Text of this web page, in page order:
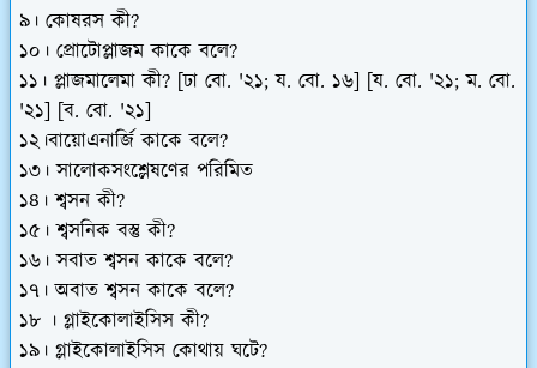
৯। কোষরস কী?
১০। প্রোটোপ্লাজম কাকে বলে?
১১। প্লাজমালেমা কী? [ঢা বো. '২১; য. বো. ১৬] [য. বো. '২১; ম. বো.
'২১] [ব. বো. '২১]
১২।বায়োএনার্জি কাকে বলে?
১৩। সালোকসংশ্লেষণের পরিমিত
১৪। শ্বসন কী?
১৫। শ্বসনিক বস্তু কী?
১৬। সবাত শ্বসন কাকে বলে?
১৭। অবাত শ্বসন কাকে বলে?
১৮ । গ্লাইকোলাইসিস কী?
১৯। গ্লাইকোলাইসিস কোথায় ঘটে?